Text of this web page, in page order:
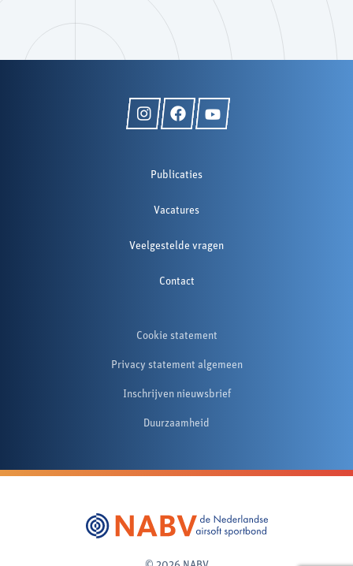
Publicaties
Vacatures
Veelgestelde vragen
Contact
Cookie statement
Privacy statement algemeen
Inschrijven nieuwsbrief
Duurzaamheid